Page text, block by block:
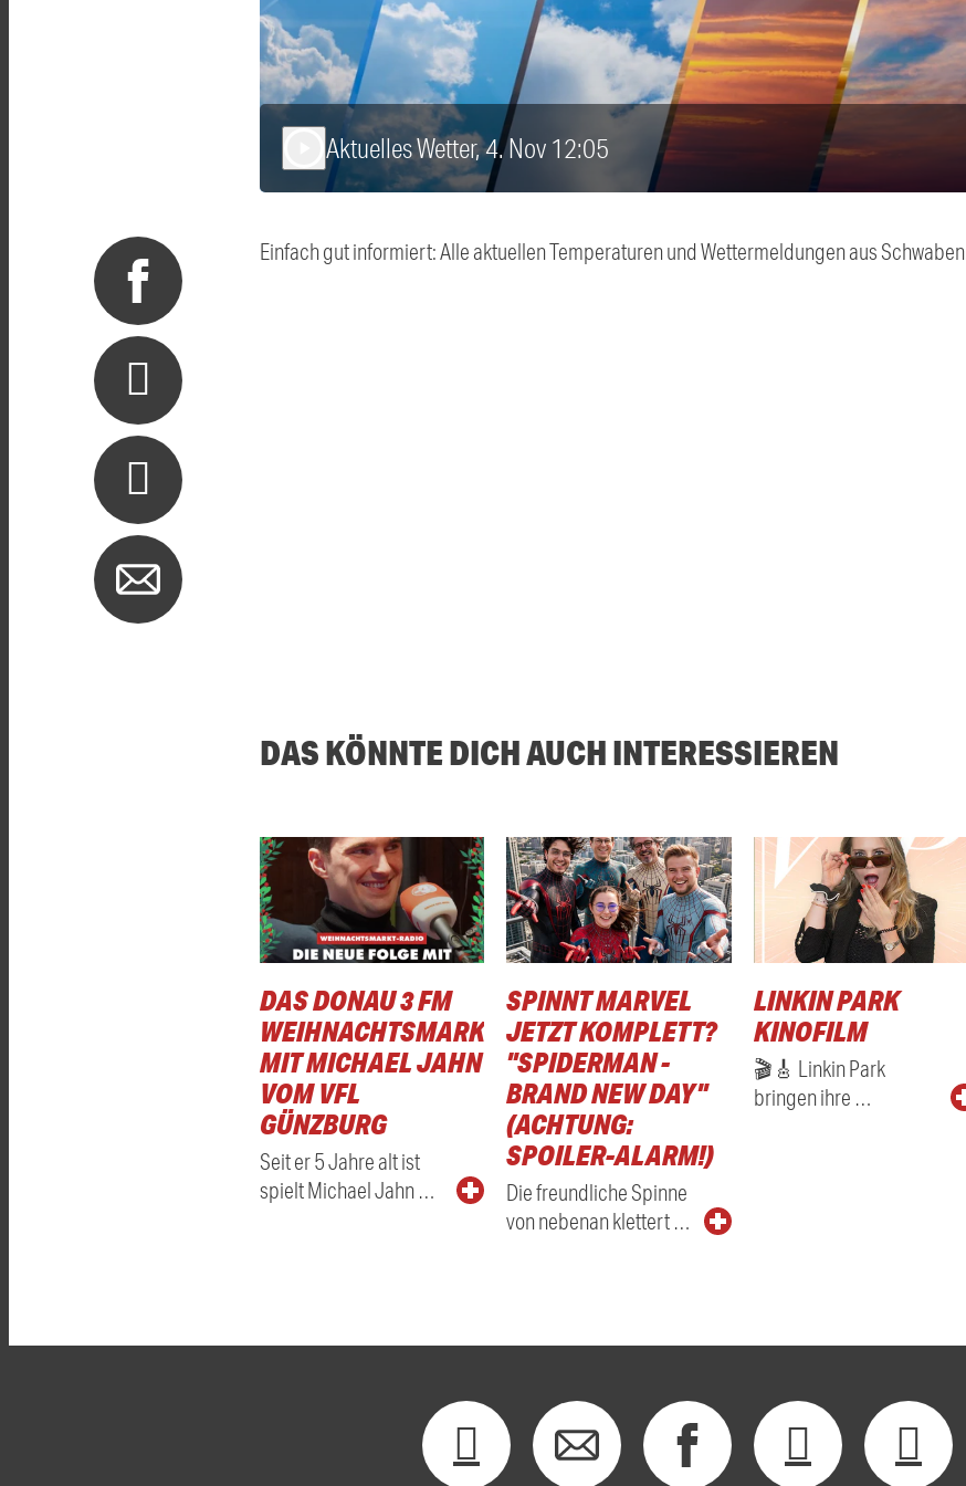
Aktuelles Wetter, 4. Nov 12:05
Einfach gut informiert: Alle aktuellen Temperaturen und Wettermeldungen aus Schwaben.
DAS KÖNNTE DICH AUCH INTERESSIEREN
DAS DONAU 3 FM
WEIHNACHTSMARKTRADIO
MIT MICHAEL JAHN
VOM VFL
GÜNZBURG
Seit er 5 Jahre alt ist
spielt Michael Jahn …
SPINNT MARVEL
JETZT KOMPLETT?
"SPIDERMAN -
BRAND NEW DAY"
(ACHTUNG:
SPOILER-ALARM!)
Die freundliche Spinne
von nebenan klettert …
LINKIN PARK
KINOFILM
🎬🎸 Linkin Park
bringen ihre …